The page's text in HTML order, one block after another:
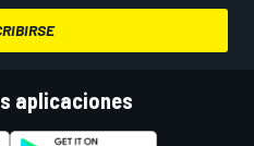
aplicaciones